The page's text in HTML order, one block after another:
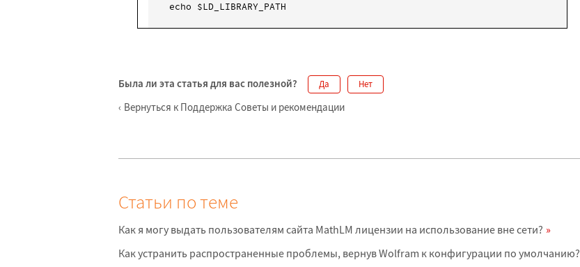
echo $LD_LIBRARY_PATH
Была ли эта статья для вас полезной? Да Нет
Вернуться к Поддержка Советы и рекомендации
Статьи по теме
Как я могу выдать пользователям сайта MathLM лицензии на использование вне сети?
Как устранить распространенные проблемы, вернув Wolfram к конфигурации по умолчанию?